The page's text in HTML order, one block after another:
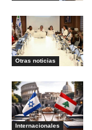
Otras noticias
Internacionales